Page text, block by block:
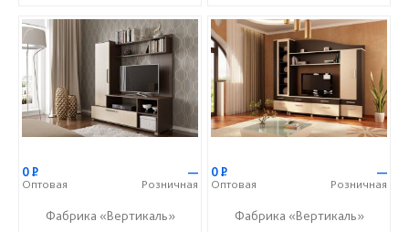
0Р
Оптовая
—
Розничная
Фабрика «Вертикаль»
0Р
Оптовая
—
Розничная
Фабрика «Вертикаль»